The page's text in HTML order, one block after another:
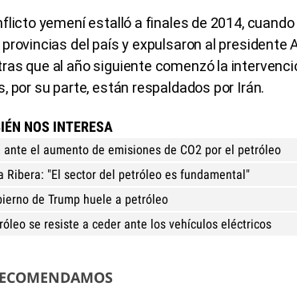
yemení estalló a finales de 2014,
del país y expulsaron al presidente
que al año siguiente comenzó la
por su parte, están respaldados por Irán.
NOS INTERESA
ante el aumento de emisiones de CO2 por el petróleo
Ribera: "El sector del petróleo es fundamental"
de Trump huele a petróleo
se resiste a ceder ante los vehículos eléctricos